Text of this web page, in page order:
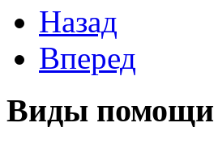
Назад
Вперед
Виды помощи